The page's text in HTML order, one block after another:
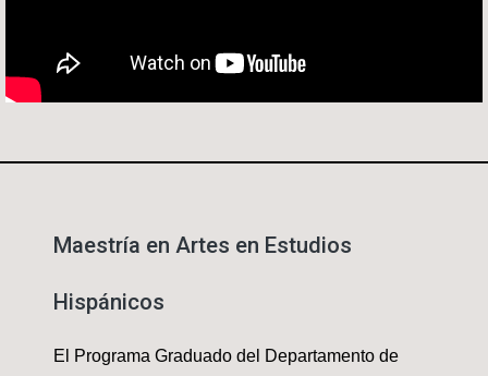
Maestría en Artes en Estudios
Hispánicos
El Programa Graduado del Departamento de